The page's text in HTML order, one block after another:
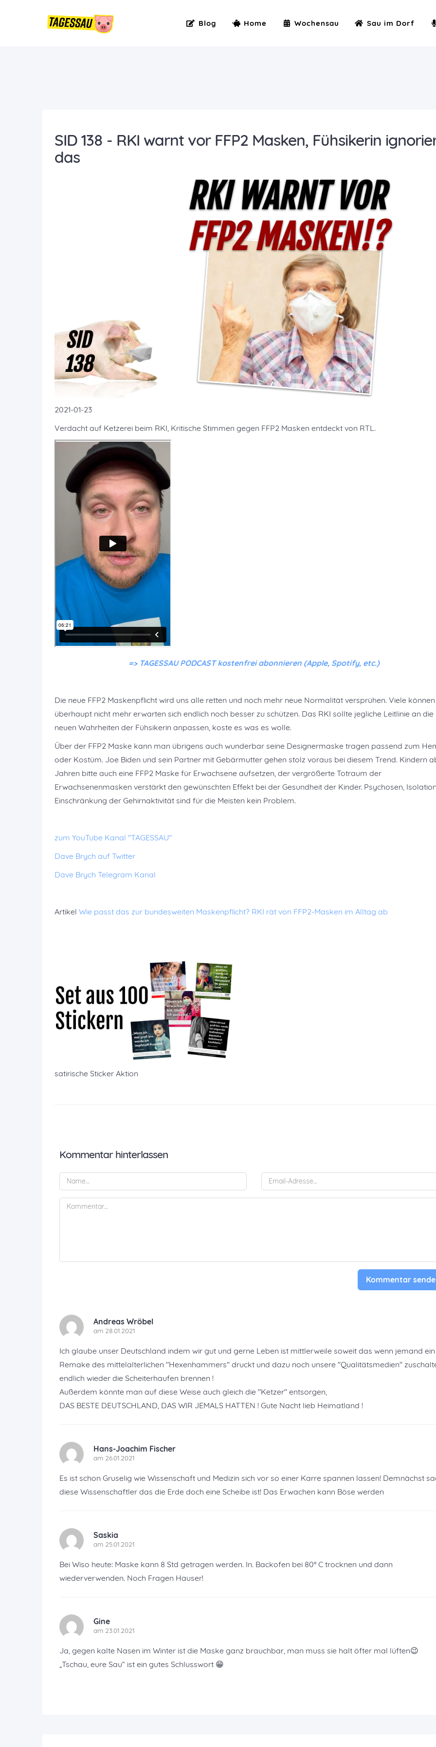
Blog Home Wochensau Sau im Dorf
SID 138 - RKI warnt vor FFP2 Masken, Fühsikerin
das
2021-01-23
Verdacht auf Ketzerei beim RKI, Kritische Stimmen gegen FFP2 Masken entdeckt von RTL.
=> TAGESSAU PODCAST kostenfrei abonnieren (Apple, Spotify, etc.)
Die neue FFP2 Maskenpflicht wird uns alle retten und noch mehr neue Normalität versprühen. Viele
überhaupt nicht mehr erwarten sich endlich noch besser zu schützen. Das RKI sollte jegliche Leitlinie an die
neuen Wahrheiten der Fühsikerin anpassen, koste es was es wolle.
Über der FFP2 Maske kann man übrigens auch wunderbar seine Designermaske tragen passend zum
oder Kostüm. Joe Biden und sein Partner mit Gebärmutter gehen stolz voraus bei diesem Trend. Kindern
Jahren bitte auch eine FFP2 Maske für Erwachsene aufsetzen, der vergrößerte Totraum der
Erwachsenenmasken verstärkt den gewünschten Effekt bei der Gesundheit der Kinder. Psychosen,
Einschränkung der Gehirnaktivität sind für die Meisten kein Problem.
zum YouTube Kanal "TAGESSAU"
Dave Brych auf Twitter
Dave Brych Telegram Kanal
Artikel Wie passt das zur bundesweiten Maskenpflicht? RKI rät von FFP2-Masken im Alltag ab
satirische Sticker Aktion
Kommentar hinterlassen
Kommentar
Andreas Wröbel
am 28.01.2021
Ich glaube unser Deutschland indem wir gut und gerne Leben ist mittlerweile soweit das wenn jemand ein
Remake des mittelalterlichen "Hexenhammers" druckt und dazu noch unsere "Qualitätsmedien"
endlich wieder die Scheiterhaufen brennen !
Außerdem könnte man auf diese Weise auch gleich die "Ketzer" entsorgen,
DAS BESTE DEUTSCHLAND, DAS WIR JEMALS HATTEN ! Gute Nacht lieb Heimatland !
Hans-Joachim Fischer
am 26.01.2021
Es ist schon Gruselig wie Wissenschaft und Medizin sich vor so einer Karre spannen lassen! Demnächst
diese Wissenschaftler das die Erde doch eine Scheibe ist! Das Erwachen kann Böse werden
Saskia
am 25.01.2021
Bei Wiso heute: Maske kann 8 Std getragen werden. In. Backofen bei 80° C trocknen und dann
wiederverwenden. Noch Fragen Hauser!
Gine
am 23.01.2021
Ja, gegen kalte Nasen im Winter ist die Maske ganz brauchbar, man muss sie halt öfter mal lüften😉
„Tschau, eure Sau“ ist ein gutes Schlusswort 😁